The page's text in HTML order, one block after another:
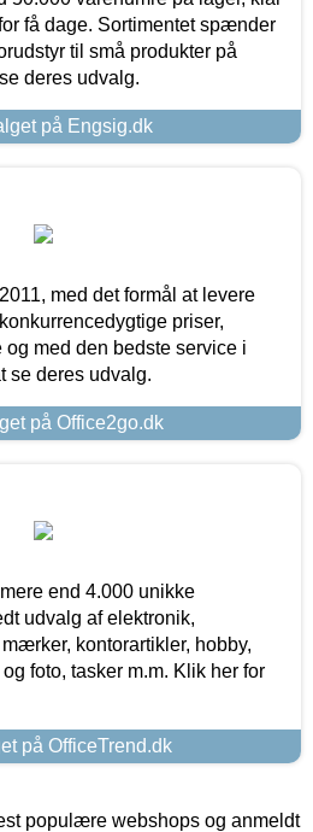
få dage. Sortimentet spænder
til små produkter på
deres udvalg.
på Engsig.dk
med det formål at levere
priser,
og med den bedste service i
se deres udvalg.
på Office2go.dk
end 4.000 unikke
udvalg af elektronik,
kontorartikler, hobby,
foto, tasker m.m. Klik her for
på OfficeTrend.dk
populære webshops og anmeldt